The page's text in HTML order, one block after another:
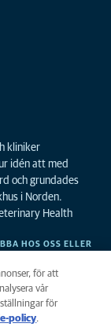
kliniker
idén att med
och grundades
i Norden.
Health
HOS OSS ELLER
för att
vår
för
policy(opens in a
.